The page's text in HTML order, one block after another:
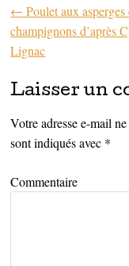
← Poulet aux asperges
champignons d’après
Lignac
Laisser un
Votre adresse e-mail
sont indiqués avec *
Commentaire